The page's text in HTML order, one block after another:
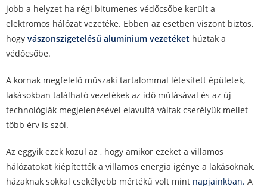
jobb a helyzet ha régi bitumenes védőcsőbe került a
elektromos hálózat vezetéke. Ebben az esetben viszont biztos,
hogy vászonszigetelésű aluminium vezetéket húztak a
védőcsőbe.
A kornak megfelelő műszaki tartalommal létesített épületek,
lakásokban található vezetékek az idő múlásával és az új
technológiák megjelenésével elavultá váltak cserélyük mellet
több érv is szól.
Az eggyik ezek közül az , hogy amikor ezeket a villamos
hálózatokat kiépítették a villamos energia igénye a lakásoknak,
házaknak sokkal csekélyebb mértékű volt mint napjainkban. A